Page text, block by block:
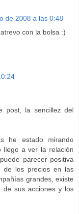
de 2008 a las 0:48
con la bolsa :)
post, la sencillez del
he estado mirando
llego a ver la relación
parecer positiva
de los precios en las
grandes, existe
de sus acciones y los